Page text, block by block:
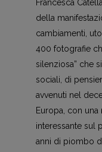
Francesca
della
cambiamenti,
400 fotografie
silenziosa” che
sociali, di
avvenuti nel
Europa, con una
interessante sul
anni di piombo